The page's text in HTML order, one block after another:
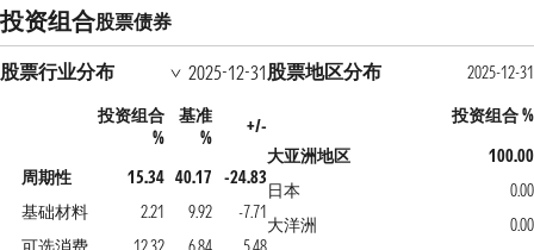
投资组合股票债券
股票行业分布 2025-12-31
投资组合
%
基准
%
+/-
周期性 15.34 40.17
-24.83
基础材料
2.21 9.92
-7.71
股票地区分布
2025-12-31
投资组合 %
大亚洲地区
100.00
日本
0.00
大洋洲
0.00